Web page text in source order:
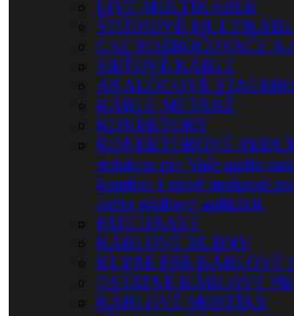
LIVE MULTIKÁBLE
ŠTÚDIOVÉ
CAT ROZBOČOVAČE A
SIEŤOVÉ KÁBLE
ANALÓGOVÉ
KÁBLE METRÁŽ
KONEKTORY
KONEKTOROVÉ
redukciu pre Vaše audio
komfort + nové možnosti
alebo pódiovej aplikácii.
PATCHBAYE
KÁBLOVÉ BUBNY
KUFRE PRE KÁBLOVÉ
OSTATNÉ KÁBLOVÉ
KÁBLOVÉ MOSTÍKY